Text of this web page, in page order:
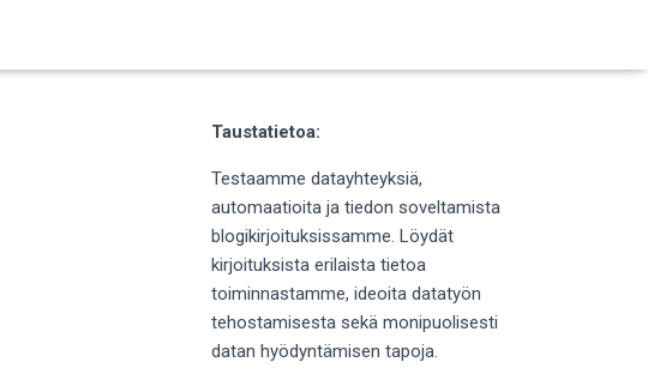
Taustatietoa:
Testaamme datayhteyksiä,
automaatioita ja tiedon soveltamista
blogikirjoituksissamme. Löydät
kirjoituksista erilaista tietoa
toiminnastamme, ideoita datatyön
tehostamisesta sekä monipuolisesti
datan hyödyntämisen tapoja.